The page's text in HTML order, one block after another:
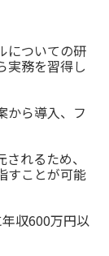
についての研
実務を習得し
から導入、フ
れるため、
すことが可能
収600万円以